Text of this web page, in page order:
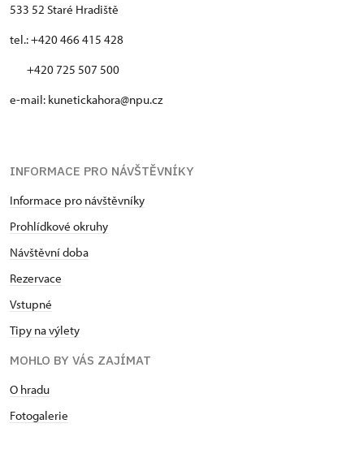
533 52 Staré Hradiště
tel.: +420 466 415 428
+420 725 507 500
e-mail: kunetickahora@npu.cz
INFORMACE PRO NÁVŠTĚVNÍKY
Informace pro návštěvníky
Prohlídkové okruhy
Návštěvní doba
Rezervace
Vstupné
Tipy na výlety
MOHLO BY VÁS ZAJÍMAT
O hradu
Fotogalerie